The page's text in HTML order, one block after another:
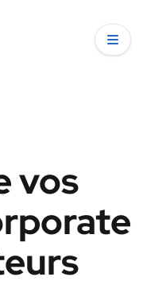
vos